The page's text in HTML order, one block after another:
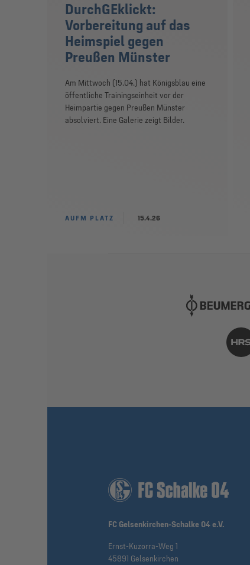
DurchGEklickt:
Vorbereitung auf das
Heimspiel gegen
Preußen Münster
Am Mittwoch (15.04.) hat Königsblau eine
öffentliche Trainingseinheit vor der
Heimpartie gegen Preußen Münster
absolviert. Eine Galerie zeigt Bilder.
AUFM PLATZ 15.4.26
FC Gelsenkirchen-Schalke 04 e.V.
Ernst-Kuzorra-Weg 1
45891 Gelsenkirchen